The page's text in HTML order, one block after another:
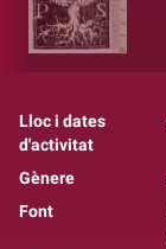
Lloc i dates
d'activitat
Gènere
Font